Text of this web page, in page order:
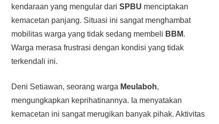
kendaraan yang mengular dari SPBU menciptakan
kemacetan panjang. Situasi ini sangat menghambat
mobilitas warga yang tidak sedang membeli BBM.
Warga merasa frustrasi dengan kondisi yang tidak
terkendali ini.
Deni Setiawan, seorang warga Meulaboh,
mengungkapkan keprihatinannya. Ia menyatakan
kemacetan ini sangat merugikan banyak pihak. Aktivitas